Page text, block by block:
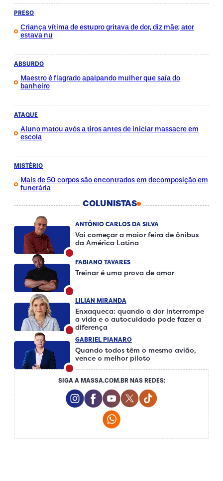
PRESO
Criança vítima de estupro gritava de dor, diz mãe; ator
estava nu
ABSURDO
Maestro é flagrado apalpando mulher que saía do
banheiro
ATAQUE
Aluno matou avós a tiros antes de iniciar massacre em
escola
MISTÉRIO
Mais de 50 corpos são encontrados em decomposição em
funerária
COLUNISTAS
ANTÔNIO CARLOS DA SILVA
Vai começar a maior feira de ônibus
da América Latina
FABIANO TAVARES
Treinar é uma prova de amor
LILIAN MIRANDA
Enxaqueca: quando a dor interrompe
a vida e o autocuidado pode fazer a
diferença
GABRIEL PIANARO
Quando todos têm o mesmo avião,
vence o melhor piloto
SIGA A MASSA.COM.BR NAS REDES:
Instagram Social Media
Facebook Social Media
Youtube Social Media
Twitter Social Media
Tiktok Social
Whatsapp Social Media